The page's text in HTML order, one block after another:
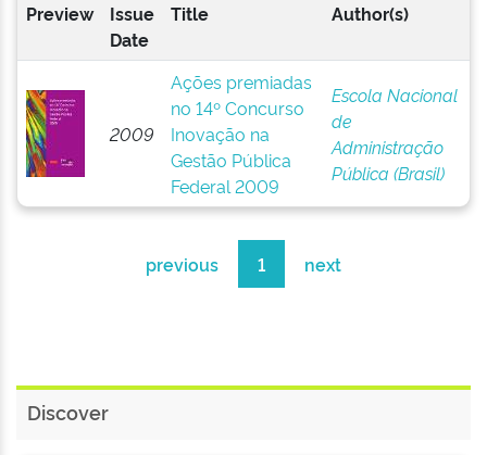
Preview
Issue
Date
Title Author(s)
2009
Ações premiadas
no 14º Concurso
Inovação na
Gestão Pública
Federal 2009
Escola Nacional
de
Administração
Pública (Brasil)
previous 1 next
Discover